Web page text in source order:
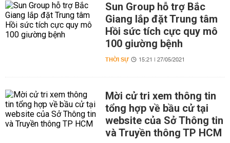
Sun Group hỗ trợ Bắc
Giang lắp đặt Trung tâm
Hồi sức tích cực quy mô
100 giường bệnh
THỜI SỰ 15:21 | 27/05/2021
Mời cử tri xem thông tin
tổng hợp về bầu cử tại
website của Sở Thông tin
và Truyền thông TP HCM